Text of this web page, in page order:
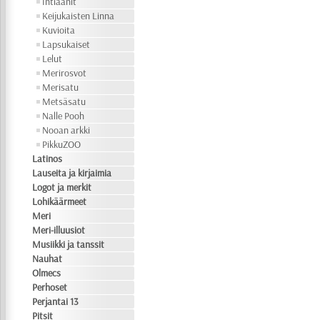
Keijukaisten Linna
Kuvioita
Lapsukaiset
Lelut
Merirosvot
Merisatu
Metsäsatu
Nalle Pooh
Nooan arkki
PikkuZOO
Latinos
Lauseita ja kirjaimia
Logot ja merkit
Lohikäärmeet
Meri
Meri-illuusiot
Musiikki ja tanssit
Nauhat
Olmecs
Perhoset
Perjantai 13
Pitsit